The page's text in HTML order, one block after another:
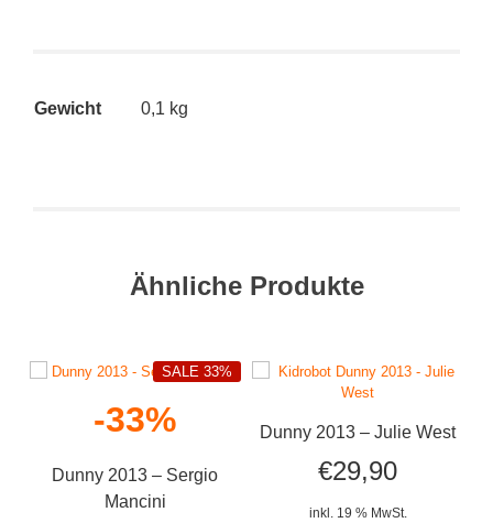
Gewicht 0,1 kg
Ähnliche Produkte
-33%
Dunny 2013 – Sergio
Mancini
SALE 33%
Dunny 2013 – Julie West
€29,90
inkl. 19 % MwSt.